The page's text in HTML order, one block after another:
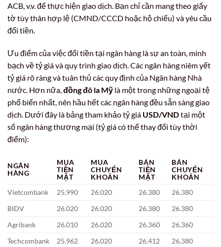
ACB, v.v. để thực hiện giao dịch. Bạn chỉ cần mang theo giấy
tờ tùy thân hợp lệ (CMND/CCCD hoặc hộ chiếu) và yêu cầu
đổi tiền.
Ưu điểm của việc đổi tiền tại ngân hàng là sự an toàn, minh
bạch về tỷ giá và quy trình giao dịch. Các ngân hàng niêm yết
tỷ giá rõ ràng và tuân thủ các quy định của Ngân hàng Nhà
nước. Hơn nữa, đồng đô la Mỹ là một trong những ngoại tệ
phổ biến nhất, nên hầu hết các ngân hàng đều sẵn sàng giao
dịch. Dưới đây là bảng tham khảo tỷ giá USD/VNDtại một
số ngân hàng thương mại (tỷ giá có thể thay đổi tùy thời
điểm):
NGÂN
HÀNG
MUA
TIỀN
MẶT
MUA
CHUYỂN
KHOẢN
BÁN
TIỀN
MẶT
BÁN
CHUYỂN
KHOẢN
Vietcombank
25.990 26.020 26.380
26.380
BIDV
26.020 26.020 26.380
26.380
Agribank
26.010 26.020 26.360
26.360
Techcombank
25.962 26.020 26.412
26.380